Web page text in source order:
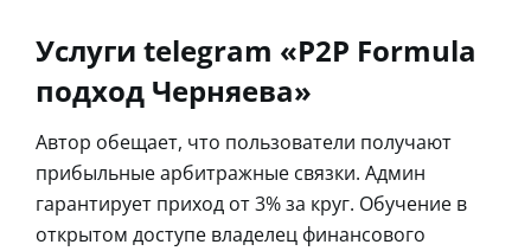
Услуги telegram «P2P Formula
подход Черняева»
Автор обещает, что пользователи получают
прибыльные арбитражные связки. Админ
гарантирует приход от 3% за круг. Обучение в
открытом доступе владелец финансового